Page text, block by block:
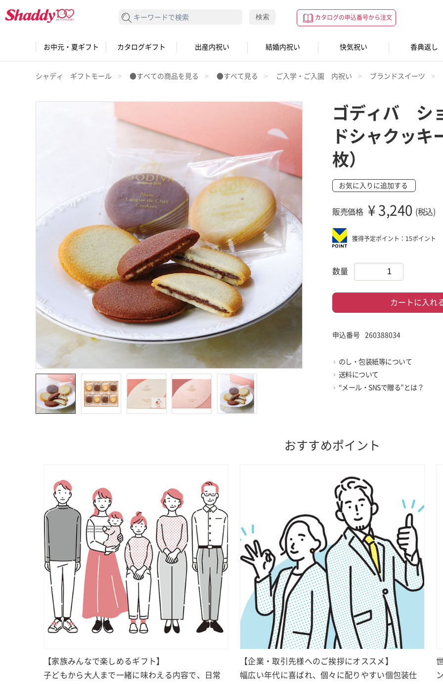
カタログの申込番号から注文
検索する 検索
お中元・夏ギフト カタログギフト 出産内祝い 結婚内祝い 快気祝い 香典返し
シャディ ギフトモール ●すべての商品を見る ●すべて見る ご入学・ご入園 内祝い ブランドスイーツ
ゴディバ シ
ドシャクッキ
枚）
お気に入りに追加する
販売価格 ¥ 3,240 (税込)
獲得予定ポイント：15ポイント
数量
カートに入れ
申込番号 260388034
のし・包装紙等について
送料について
“メール・SNSで贈る”とは？
おすすめポイント
【家族みんなで楽しめるギフト】
子どもから大人まで一緒に味わえる内容で、日常
【企業・取引先様へのご挨拶にオススメ】
幅広い年代に喜ばれ、個々に配りやすい個包装仕